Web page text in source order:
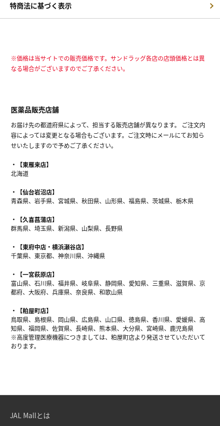
特商法に基づく表示
※価格は当サイトでの販売価格です。サンドラッグ各店の店頭価格とは異
なる場合がございますのでご了承ください。
医薬品販売店舗
お届け先の都道府県によって、担当する販売店舗が異なります。 ご注文内
容によっては変更となる場合もございます。ご注文時にメールにてお知ら
せいたしますので予めご了承ください。
【東雁来店】
北海道
【仙台岩沼店】
青森県、岩手県、宮城県、秋田県、山形県、福島県、茨城県、栃木県
【久喜菖蒲店】
群馬県、埼玉県、新潟県、山梨県、長野県
【東府中店・横浜瀬谷店】
千葉県、東京都、神奈川県、沖縄県
【一宮萩原店】
富山県、石川県、福井県、岐阜県、静岡県、愛知県、三重県、滋賀県、京
都府、大阪府、兵庫県、奈良県、和歌山県
【粕屋町店】
鳥取県、島根県、岡山県、広島県、山口県、徳島県、香川県、愛媛県、高
知県、福岡県、佐賀県、長崎県、熊本県、大分県、宮崎県、鹿児島県
※高度管理医療機器につきましては、粕屋町店より発送させていただいて
おります。
JAL Mallとは